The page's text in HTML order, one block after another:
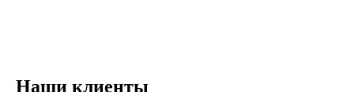
Наши клиенты